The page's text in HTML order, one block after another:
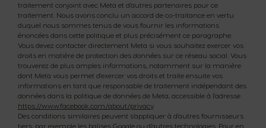
traitement conjoint avec Meta et d’autres partenaires pour ce
traitement. Nous avons conclu un accord de co-traitance en vertu
duquel nous sommes tenus de vous fournir les informations
énoncées dans cette politique et plus précisément ce paragraphe.
Vous devez contacter directement Meta si vous souhaitez exercer vos
droits en matière de protection des données sur ce réseau social. Vous
trouverez de plus amples informations, notamment sur la manière
dont Meta vous permet d'exercer vos droits et traite ensuite vos
informations en tant que responsable de traitement indépendant des
données dans la politique de données de Meta, accessible à l'adresse
https://www.facebook.com/about/privacy.
Des conditions similaires peuvent s’appliquer à d’autres fournisseurs
tiers, par exemple les balises Google ou d’autres technologies. Pour en